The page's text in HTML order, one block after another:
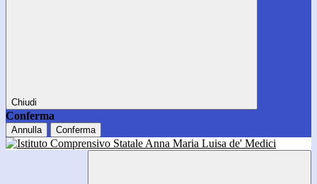
Chiudi
Conferma
Annulla Conferma